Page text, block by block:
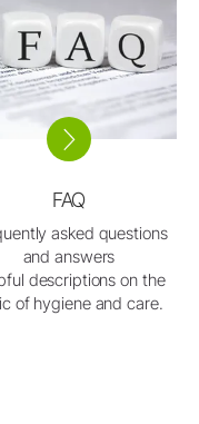
FAQ
asked questions
and answers
descriptions on the
of hygiene and care.